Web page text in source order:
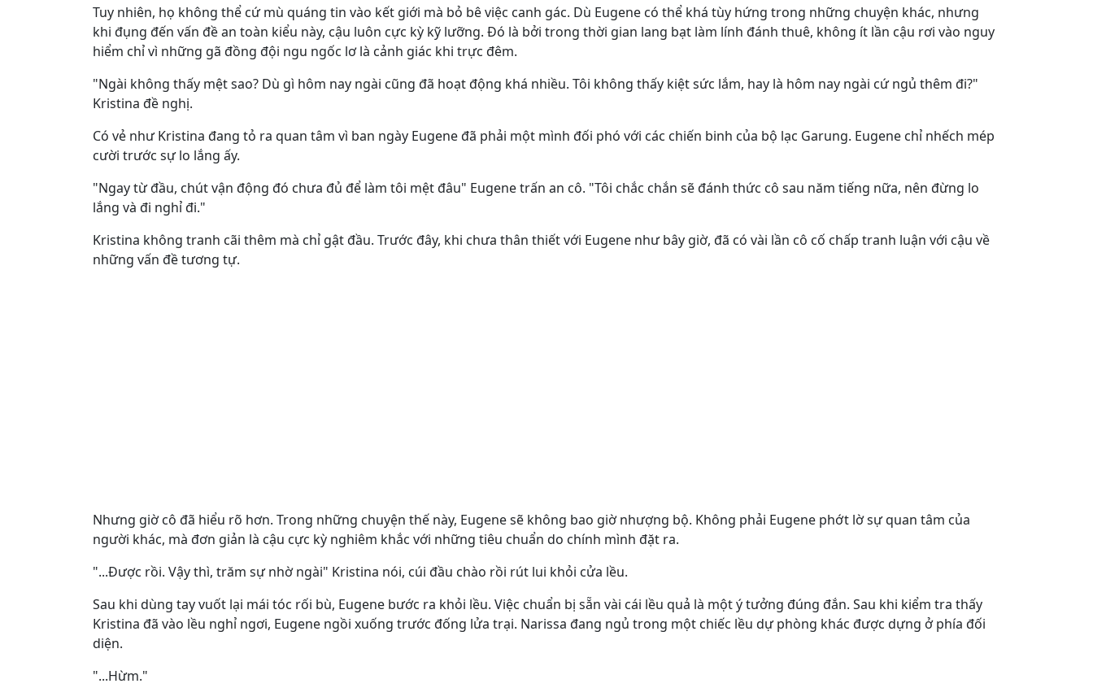
Tuy nhiên, họ không thể cứ mù quáng tin vào kết giới mà bỏ bê việc canh gác. Dù Eugene có thể khá tùy hứng trong những chuyện khác, nhưng
khi đụng đến vấn đề an toàn kiểu này, cậu luôn cực kỳ kỹ lưỡng. Đó là bởi trong thời gian lang bạt làm lính đánh thuê, không ít lần cậu rơi vào nguy
hiểm chỉ vì những gã đồng đội ngu ngốc lơ là cảnh giác khi trực đêm.
"Ngài không thấy mệt sao? Dù gì hôm nay ngài cũng đã hoạt động khá nhiều. Tôi không thấy kiệt sức lắm, hay là hôm nay ngài cứ ngủ thêm đi?"
Kristina đề nghị.
Có vẻ như Kristina đang tỏ ra quan tâm vì ban ngày Eugene đã phải một mình đối phó với các chiến binh của bộ lạc Garung. Eugene chỉ nhếch mép
cười trước sự lo lắng ấy.
"Ngay từ đầu, chút vận động đó chưa đủ để làm tôi mệt đâu" Eugene trấn an cô. "Tôi chắc chắn sẽ đánh thức cô sau năm tiếng nữa, nên đừng lo
lắng và đi nghỉ đi."
Kristina không tranh cãi thêm mà chỉ gật đầu. Trước đây, khi chưa thân thiết với Eugene như bây giờ, đã có vài lần cô cố chấp tranh luận với cậu về
những vấn đề tương tự.
Nhưng giờ cô đã hiểu rõ hơn. Trong những chuyện thế này, Eugene sẽ không bao giờ nhượng bộ. Không phải Eugene phớt lờ sự quan tâm của
người khác, mà đơn giản là cậu cực kỳ nghiêm khắc với những tiêu chuẩn do chính mình đặt ra.
"...Được rồi. Vậy thì, trăm sự nhờ ngài" Kristina nói, cúi đầu chào rồi rút lui khỏi cửa lều.
Sau khi dùng tay vuốt lại mái tóc rối bù, Eugene bước ra khỏi lều. Việc chuẩn bị sẵn vài cái lều quả là một ý tưởng đúng đắn. Sau khi kiểm tra thấy
Kristina đã vào lều nghỉ ngơi, Eugene ngồi xuống trước đống lửa trại. Narissa đang ngủ trong một chiếc lều dự phòng khác được dựng ở phía đối
diện.
"...Hừm."